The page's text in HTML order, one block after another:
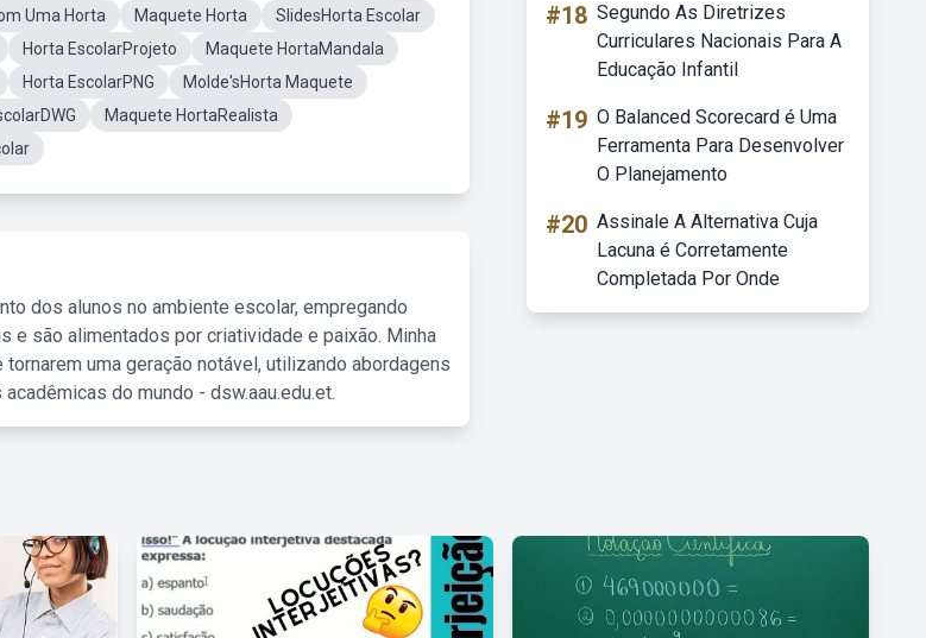
Uma Horta Maquete Horta
SlidesHorta Escolar
Horta EscolarProjeto
Maquete HortaMandala
Horta EscolarPNG
Molde'sHorta Maquete
Maquete HortaRealista
dos alunos no ambiente escolar, empregando
são alimentados por criatividade e paixão. Minha
uma geração notável, utilizando abordagens
do mundo - dsw.aau.edu.et.
#18 Segundo As Diretrizes
Curriculares Nacionais Para A
Educação Infantil
#19 O Balanced Scorecard é Uma
Ferramenta Para Desenvolver
O Planejamento
#20 Assinale A Alternativa Cuja
Lacuna é Corretamente
Completada Por Onde